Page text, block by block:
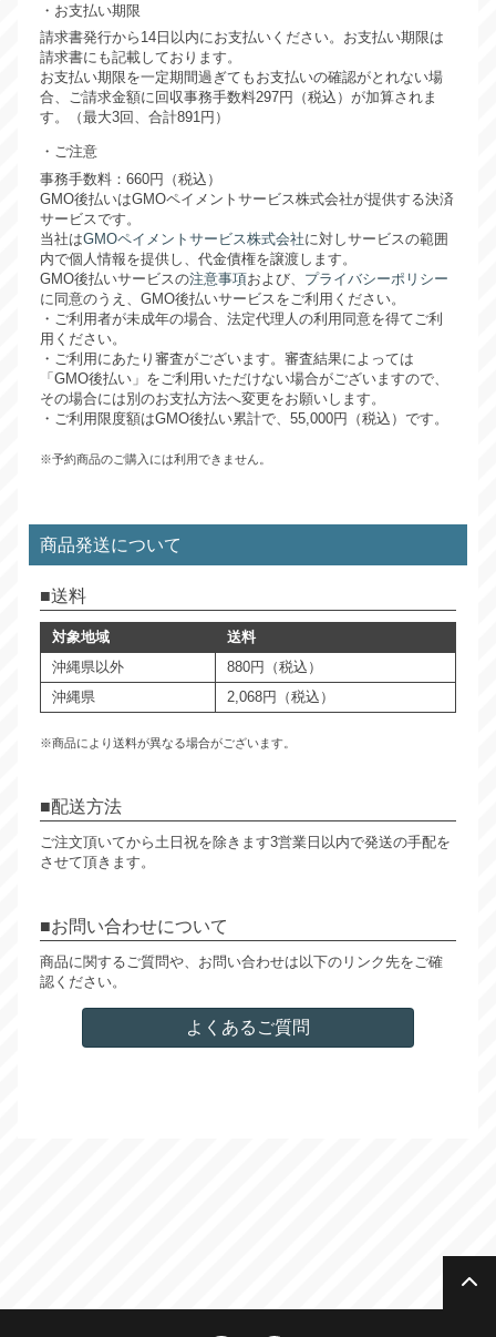
お支払い期限
請求書発行から14日以内にお支払いください。お支払い期限は
請求書にも記載しております。
お支払い期限を一定期間過ぎてもお支払いの確認がとれない場
合、ご請求金額に回収事務手数料297円（税込）が加算されま
す。（最大3回、合計891円）
ご注意
事務手数料：660円（税込）
GMO後払いはGMOペイメントサービス株式会社が提供する決済
サービスです。
当社はGMOペイメントサービス株式会社に対しサービスの範囲
内で個人情報を提供し、代金債権を譲渡します。
GMO後払いサービスの注意事項および、 プライバシーポリシー
に同意のうえ、GMO後払いサービスをご利用ください。
・ご利用者が未成年の場合、法定代理人の利用同意を得てご利
用ください。
・ご利用にあたり審査がございます。審査結果によっては
「GMO後払い」をご利用いただけない場合がございますので、
その場合には別のお支払方法へ変更をお願いします。
・ご利用限度額はGMO後払い累計で、55,000円（税込）です。
※予約商品のご購入には利用できません。
商品発送について
送料
対象地域
送料
沖縄県以外
880円（税込）
沖縄県
2,068円（税込）
※商品により送料が異なる場合がございます。
配送方法
ご注文頂いてから土日祝を除きます3営業日以内で発送の手配を
させて頂きます。
お問い合わせについて
商品に関するご質問や、お問い合わせは以下のリンク先をご確
認ください。
よくあるご質問